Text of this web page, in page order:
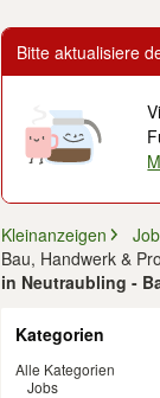
Bitte aktualisiere
Kleinanzeigen
Bau, Handwerk &
in Neutraubling -
Kategorien
Alle Kategorien
Jobs